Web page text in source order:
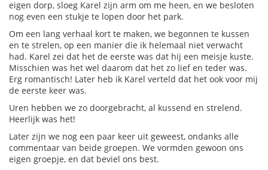
eigen dorp, sloeg Karel zijn arm om me heen, en we besloten
nog even een stukje te lopen door het park.
Om een lang verhaal kort te maken, we begonnen te kussen
en te strelen, op een manier die ik helemaal niet verwacht
had. Karel zei dat het de eerste was dat hij een meisje kuste.
Misschien was het wel daarom dat het zo lief en teder was.
Erg romantisch! Later heb ik Karel verteld dat het ook voor mij
de eerste keer was.
Uren hebben we zo doorgebracht, al kussend en strelend.
Heerlijk was het!
Later zijn we nog een paar keer uit geweest, ondanks alle
commentaar van beide groepen. We vormden gewoon ons
eigen groepje, en dat beviel ons best.